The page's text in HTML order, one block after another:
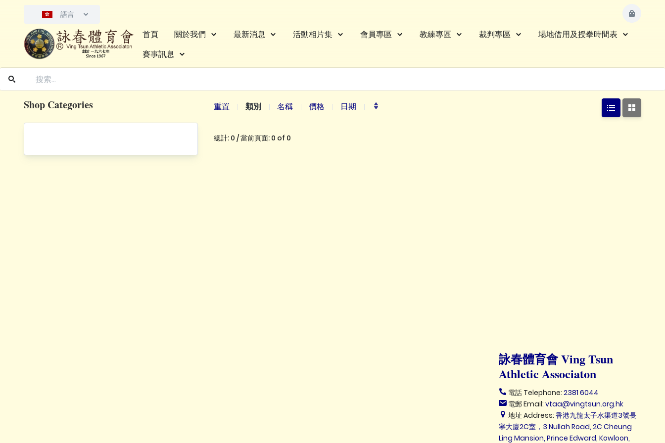
語言
首頁 關於我們 最新消息 活動相片集 會員專區 教練專區 裁判專區
場地借用及授拳時間表
賽事訊息
Shop Categories 重置 類別 名稱 價格 日期
總計: 0 / 當前頁面: 0 of 0
詠春體育會 Ving Tsun
Athletic Associaton
電話 Telephone: 2381 6044
電郵 Email: vtaa@vingtsun.org.hk
地址 Address: 香港九龍太子水渠道3號長
寧大廈2C室，3 Nullah Road, 2C Cheung
Ling Mansion, Prince Edward, Kowloon,